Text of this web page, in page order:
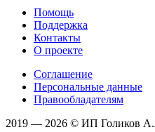
Помощь
Поддержка
Контакты
О проекте
Соглашение
Персональные данные
Правообладателям
2019 — 2026 © ИП Голиков